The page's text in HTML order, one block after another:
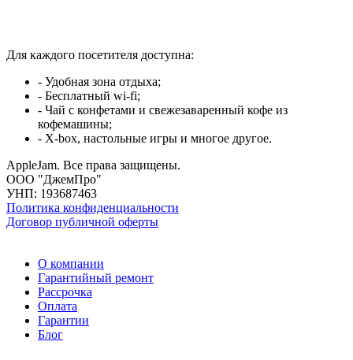
Для каждого посетителя доступна:
- Удобная зона отдыха;
- Бесплатный wi-fi;
- Чай с конфетами и свежезаваренный кофе из
кофемашины;
- X-box, настольные игры и многое другое.
AppleJam. Все права защищены.
ООО "ДжемПро"
УНП: 193687463
Политика конфиденциальности
Договор публичной оферты
О компании
Гарантийный ремонт
Рассрочка
Оплата
Гарантии
Блог